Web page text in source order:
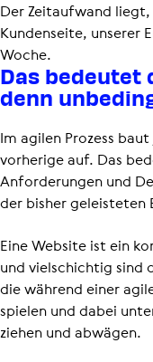
Der Zeitaufwand
Kundenseite, unserer
Woche.
Das bedeutet
denn
Im agilen Prozess
vorherige auf. Das
Anforderungen und
der bisher geleisteten
Eine Website ist ein
und vielschichtig sind
die während einer
spielen und dabei
ziehen und abwägen.